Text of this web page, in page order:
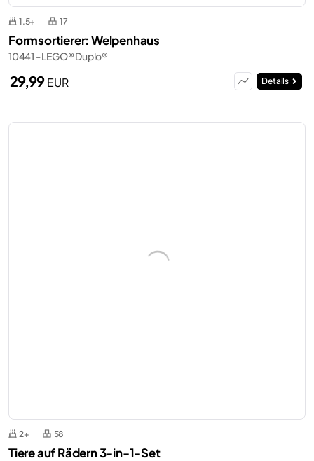
1.5+ 17
Formsortierer: Welpenhaus
10441 - LEGO® Duplo®
29,99EUR Details
2+ 58
Tiere auf Rädern 3-in-1-Set